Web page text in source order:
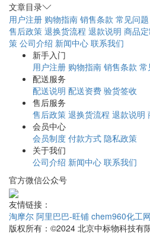
文章目录
用户注册 购物指南 销售条款 常见问题
售后政策 退换货流程 退款说明 商品
策 公司介绍 新闻中心 联系我们
新手入门
用户注册 购物指南 销售条款 常
配送服务
配送说明 配送资费 验货签收
售后服务
售后政策 退换货流程 退款说明
会员中心
会员制度 付款方式 隐私政策
关于我们
公司介绍 新闻中心 联系我们
官方微信公众号
友情链接：
淘摩尔 阿里巴巴-旺铺 chem960化工网
版权所有：©2024 北京中标物科技有